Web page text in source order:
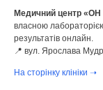
Медичний центр «ОН
власною
результатів онлайн.
📍 вул. Ярослава
На сторінку клініки ➝